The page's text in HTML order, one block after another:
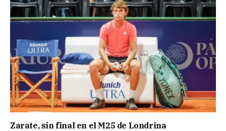
Zarate, sin final en el M25 de Londrina